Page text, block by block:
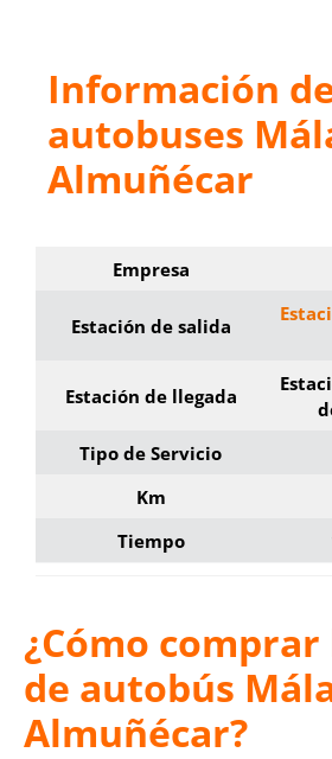
Información
autobuses
Almuñécar
Empresa
Estación de salida
Estación de llegada
Tipo de Servicio
Km
Tiempo
¿Cómo
de autobús
Almuñécar?